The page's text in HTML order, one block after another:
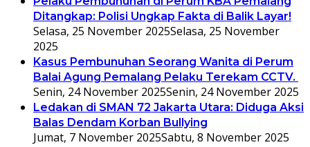
Ditangkap: Polisi Ungkap Fakta di Balik Layar!
Selasa, 25 November 2025Selasa, 25 November
2025
Kasus Pembunuhan Seorang Wanita di Perum
Balai Agung Pemalang Pelaku Terekam CCTV.
Senin, 24 November 2025Senin, 24 November 2025
Ledakan di SMAN 72 Jakarta Utara: Diduga Aksi
Balas Dendam Korban Bullying
Jumat, 7 November 2025Sabtu, 8 November 2025